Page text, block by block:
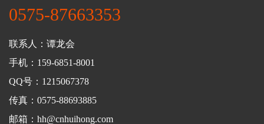
0575-87663353
联系人：谭龙会
手机：159-6851-8001
QQ号：1215067378
传真：0575-88693885
邮箱：hh@cnhuihong.com